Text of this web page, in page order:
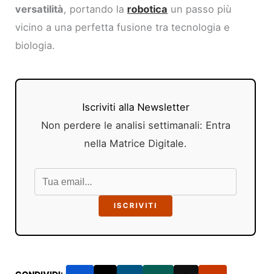
versatilità, portando la robotica un passo più
vicino a una perfetta fusione tra tecnologia e
biologia.
Iscriviti alla Newsletter
Non perdere le analisi settimanali: Entra
nella Matrice Digitale.
ISCRIVITI